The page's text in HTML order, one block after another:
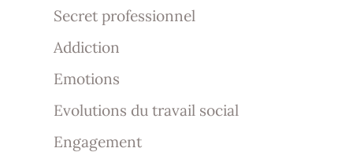
Secret professionnel
Addiction
Emotions
Evolutions du travail social
Engagement